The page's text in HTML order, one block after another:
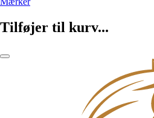
Tilføjer til kurv...